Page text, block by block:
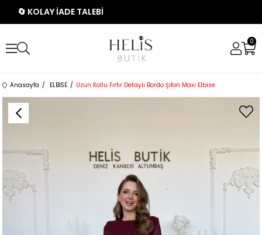
🔄 KOLAY İADE TALEBİ
0
Anasayfa ELBİSE Uzun Kollu Fırfır Detaylı Bordo Şifon Maxi Elbise